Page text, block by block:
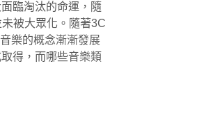
臨淘汰的命運，隨
被大眾化。隨著3C
樂的概念漸漸發展
得，而哪些音樂類